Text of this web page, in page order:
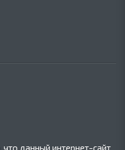
данный интернет-сайт